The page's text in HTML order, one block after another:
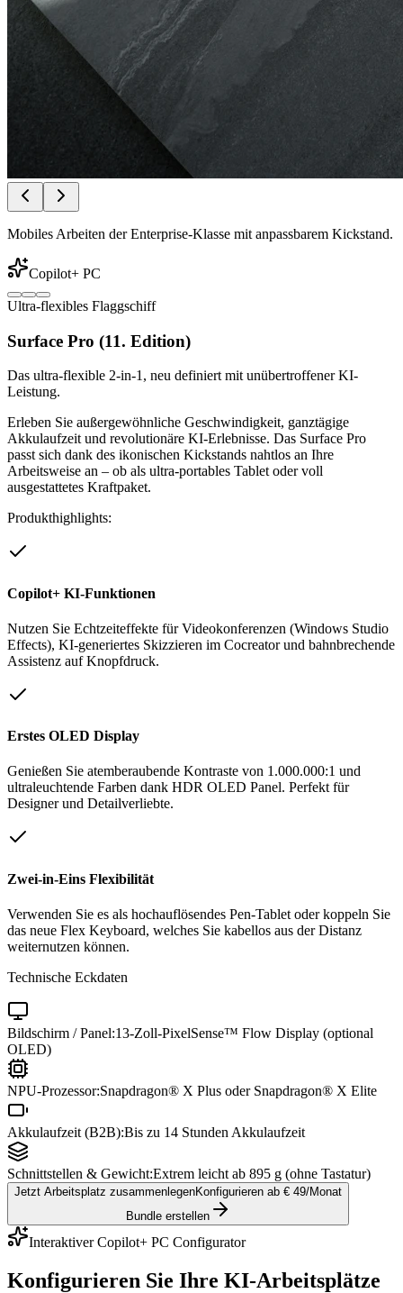
Mobiles Arbeiten der Enterprise-Klasse mit anpassbarem Kickstand.
Copilot+ PC
Ultra-flexibles Flaggschiff
Surface Pro (11. Edition)
Das ultra-flexible 2-in-1, neu definiert mit unübertroffener KI-
Leistung.
Erleben Sie außergewöhnliche Geschwindigkeit, ganztägige
Akkulaufzeit und revolutionäre KI-Erlebnisse. Das Surface Pro
passt sich dank des ikonischen Kickstands nahtlos an Ihre
Arbeitsweise an – ob als ultra-portables Tablet oder voll
ausgestattetes Kraftpaket.
Produkthighlights:
Copilot+ KI-Funktionen
Nutzen Sie Echtzeiteffekte für Videokonferenzen (Windows Studio
Effects), KI-generiertes Skizzieren im Cocreator und bahnbrechende
Assistenz auf Knopfdruck.
Erstes OLED Display
Genießen Sie atemberaubende Kontraste von 1.000.000:1 und
ultraleuchtende Farben dank HDR OLED Panel. Perfekt für
Designer und Detailverliebte.
Zwei-in-Eins Flexibilität
Verwenden Sie es als hochauflösendes Pen-Tablet oder koppeln Sie
das neue Flex Keyboard, welches Sie kabellos aus der Distanz
weiternutzen können.
Technische Eckdaten
Bildschirm / Panel:13-Zoll-PixelSense™ Flow Display (optional
OLED)
NPU-Prozessor:Snapdragon® X Plus oder Snapdragon® X Elite
Akkulaufzeit (B2B):Bis zu 14 Stunden Akkulaufzeit
Schnittstellen & Gewicht:Extrem leicht ab 895 g (ohne Tastatur)
Jetzt Arbeitsplatz zusammenlegenKonfigurieren ab € 49/Monat
Bundle erstellen
Interaktiver Copilot+ PC Configurator
Konfigurieren Sie Ihre KI-Arbeitsplätze